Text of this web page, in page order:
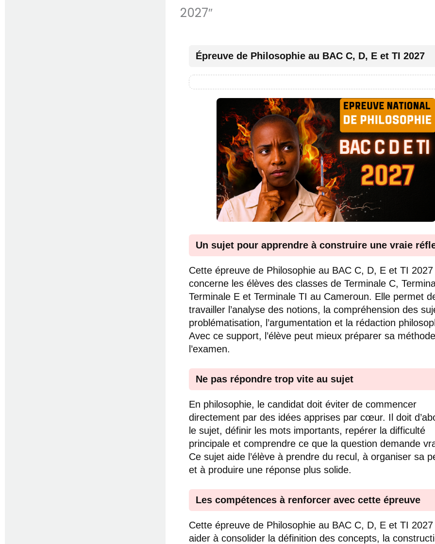
2027″
Épreuve de Philosophie au BAC C, D, E et TI 2027
Un sujet pour apprendre à construire une vraie
Cette épreuve de Philosophie au BAC C, D, E et TI 2027
concerne les élèves des classes de Terminale C,
Terminale E et Terminale TI au Cameroun. Elle permet
travailler l’analyse des notions, la compréhension des
problématisation, l’argumentation et la rédaction
Avec ce support, l’élève peut mieux préparer sa
l’examen.
Ne pas répondre trop vite au sujet
En philosophie, le candidat doit éviter de commencer
directement par des idées apprises par cœur. Il doit
le sujet, définir les mots importants, repérer la difficulté
principale et comprendre ce que la question demande
Ce sujet aide l’élève à prendre du recul, à organiser sa
et à produire une réponse plus solide.
Les compétences à renforcer avec cette épreuve
Cette épreuve de Philosophie au BAC C, D, E et TI
aider à consolider la définition des concepts, la